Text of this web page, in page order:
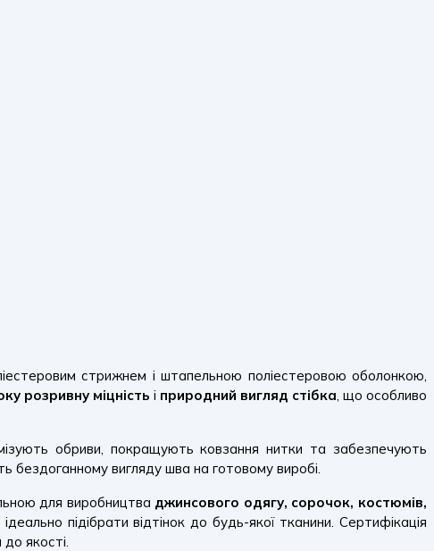
стрижнем і штапельною поліестеровою оболонкою,
розривну міцність і природний вигляд стібка, що особливо
обриви, покращують ковзання нитки та забезпечують
бездоганному вигляду шва на готовому виробі.
для виробництва джинсового одягу, сорочок, костюмів,
підібрати відтінок до будь-якої тканини. Сертифікація
якості.